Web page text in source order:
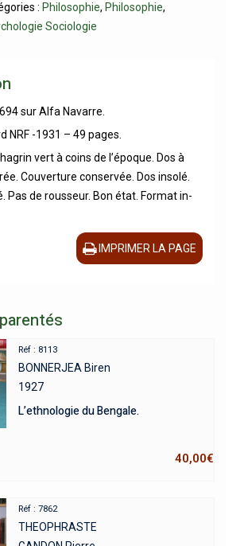
: Philosophie, Philosophie,
Sociologie
sur Alfa Navarre.
NRF -1931 – 49 pages.
vert à coins de l’époque. Dos à
Couverture conservée. Dos insolé.
Pas de rousseur. Bon état. Format in-
IMPRIMER LA PAGE
Réf : 8113
BONNERJEA Biren
1927
L’ethnologie du Bengale.
40,00€
Réf : 7862
THEOPHRASTE